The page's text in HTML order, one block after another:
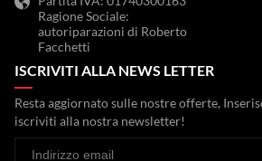
Ragione Sociale:
autoriparazioni di Roberto
Facchetti
ISCRIVITI ALLA NEWS LETTER
Resta aggiornato sulle nostre offerte,
iscriviti alla nostra newsletter!